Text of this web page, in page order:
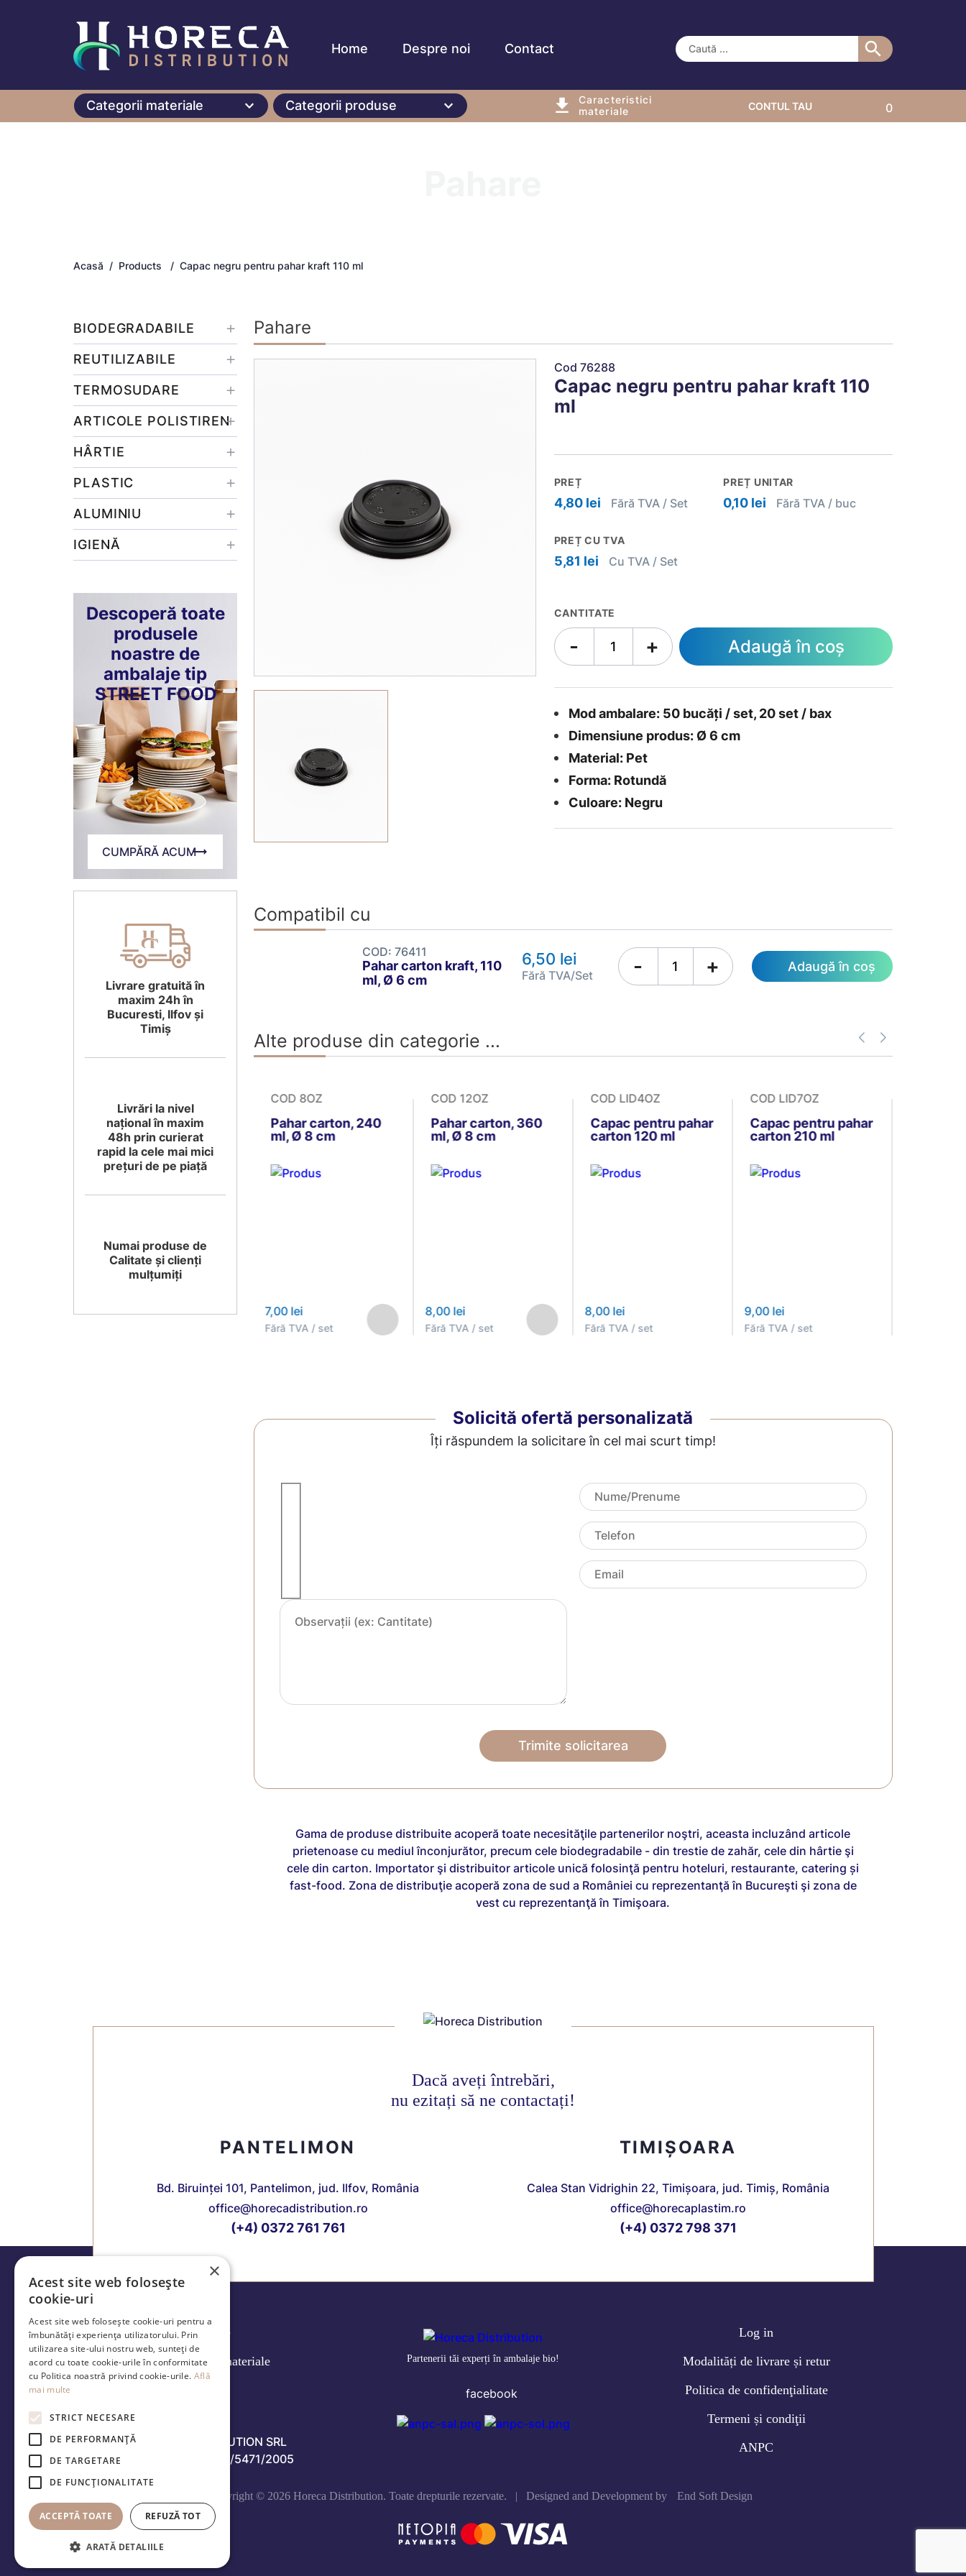
Home Despre noi
Categorii materiale Categorii produse
Contact
Caracteristici
materiale
CONTUL TAU 0
Acasă Products Capac negru pentru pahar kraft 110 ml
BIODEGRADABILE
REUTILIZABILE
TERMOSUDARE
ARTICOLE POLISTIREN
HÂRTIE
PLASTIC
ALUMINIU
IGIENĂ
Descoperă toate
produsele
noastre de
ambalaje tip
STREET FOOD
CUMPĂRĂ ACUM
Livrare gratuită în
maxim 24h în
Bucuresti, Ilfov și
Timiș
Livrări la nivel
național în maxim
48h prin curierat
rapid la cele mai mici
prețuri de pe piață
Numai produse de
Calitate și clienți
mulțumiți
Pahare
Cod 76288
Capac negru pentru pahar kraft 110
ml
PREȚ
4,80 lei Fără TVA / Set
PREȚ UNITAR
0,10 lei Fără TVA / buc
PREȚ CU TVA
5,81 lei Cu TVA / Set
CANTITATE
+
- Adaugă în coș
Mod ambalare: 50 bucăți / set, 20 set / bax
Dimensiune produs: Ø 6 cm
Material: Pet
Forma: Rotundă
Culoare: Negru
Compatibil cu
COD: 76411
Pahar carton kraft, 110
ml, Ø 6 cm
6,50 lei
Fără TVA/Set +
- Adaugă în coș
Alte produse din categorie ...
Pahar carton, 210
ml, Ø 7 cm
5,00 lei
COD 8OZ
Pahar carton, 240
ml, Ø 8 cm
7,00 lei
Fără TVA / set
COD 12OZ
Pahar carton, 360
ml, Ø 8 cm
8,00 lei
Fără TVA / set
COD LID4OZ
Capac pentru pahar
carton 120 ml
8,00 lei
Fără TVA / set
COD LID7OZ
Capac pentru pahar
carton 210 ml
9,00 lei
Fără TVA / set
Solicită ofertă personalizată
Îți răspundem la solicitare în cel mai scurt timp!
Gama de produse distribuite acoperă toate necesităţile partenerilor noştri, aceasta incluzând articole
prietenoase cu mediul înconjurător, precum cele biodegradabile - din trestie de zahăr, cele din hârtie şi
cele din carton. Importator şi distribuitor articole unică folosinţă pentru hoteluri, restaurante, catering și
fast-food. Zona de distribuţie acoperă zona de sud a României cu reprezentanţă în Bucureşti şi zona de
vest cu reprezentanţă în Timişoara.
Dacă aveți întrebări,
nu ezitați să ne contactați!
PANTELIMON
Bd. Biruinței 101, Pantelimon, jud. Ilfov, România
office@horecadistribution.ro
(+4) 0372 761 761
TIMIȘOARA
Calea Stan Vidrighin 22, Timișoara, jud. Timiș, România
office@horecaplastim.ro
(+4) 0372 798 371
Produse
Caracteristici materiale
HORECA DISTRIBUTION SRL
RO 17391892 - J40/5471/2005
Partenerii tăi experți în ambalaje bio!
facebook
Log in
Modalități de livrare și retur
Politica de confidenţialitate
Termeni și condiţii
ANPC
Copyright © 2026 Horeca Distribution. Toate drepturile rezervate. | Designed and Development by End Soft Design
×
Acest site web folosește
cookie-uri
Acest site web folosește cookie-uri pentru a
îmbunătăți experiența utilizatorului. Prin
utilizarea site-ului nostru web, sunteți de
acord cu toate cookie-urile în conformitate
cu Politica noastră privind cookie-urile. Află
mai multe
STRICT NECESARE
DE PERFORMANȚĂ
DE TARGETARE
DE FUNCŢIONALITATE
ACCEPTĂ TOATE REFUZĂ TOT
ARATĂ DETALIILE